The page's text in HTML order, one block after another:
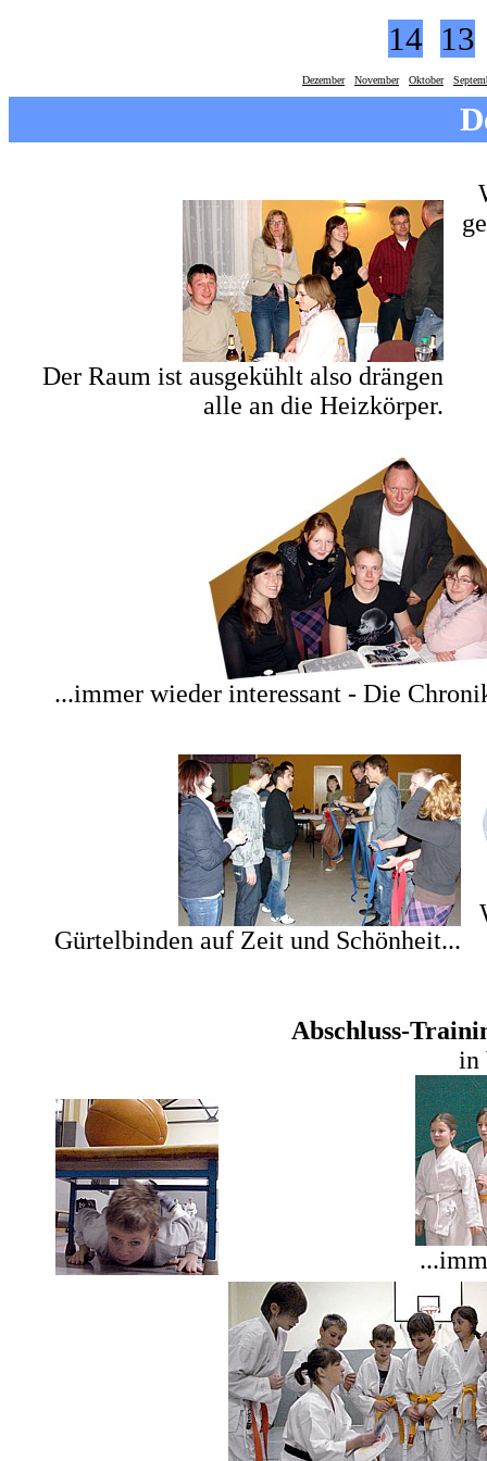
14 13
Dezember November Oktober
Der Raum ist ausgekühlt also drängen
alle an die Heizkörper.
...immer wieder interessant - Die
Gürtelbinden auf Zeit und Schönheit...
Abschluss-
in